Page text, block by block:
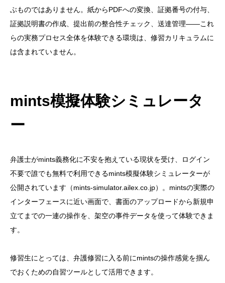
ぶものではありません。紙からPDFへの変換、証拠番号の付与、
証拠説明書の作成、提出前の整合性チェック、送達管理——これ
らの実務プロセス全体を体験できる環境は、修習カリキュラムに
は含まれていません。
mints模擬体験シミュレータ
ー
弁護士がmints義務化に不安を抱えている現状を受け、ログイン
不要で誰でも無料で利用できるmints模擬体験シミュレーターが
公開されています（mints-simulator.ailex.co.jp）。mintsの実際の
インターフェースに近い画面で、書面のアップロードから新規申
立てまでの一連の操作を、架空の事件データを使って体験できま
す。
修習生にとっては、弁護修習に入る前にmintsの操作感覚を掴ん
でおくための自習ツールとして活用できます。